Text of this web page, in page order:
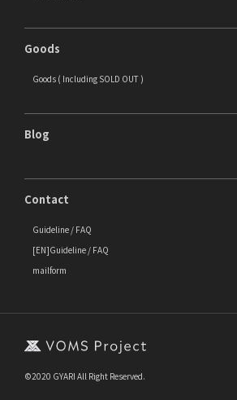
Goods
Goods ( Including SOLD OUT )
Blog
Contact
Guideline / FAQ
[EN]Guideline / FAQ
mailform
©2020 GYARI All Right Reserved.